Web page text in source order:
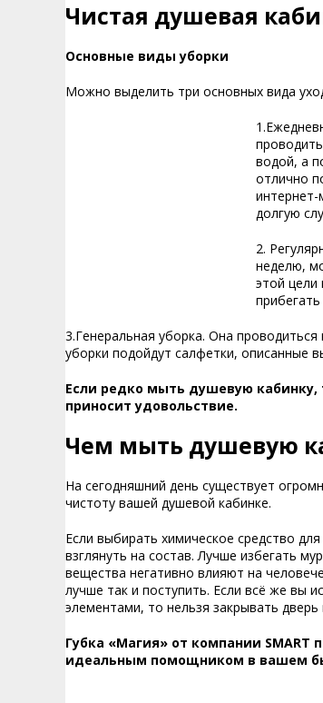
Чистая душевая
Основные виды уборки
Можно выделить три основных вида
водой, а
отлично
интернет-
долгую
2.
неделю,
этой цели
3.Генеральная уборка. Она
уборки подойдут салфетки, описанные
Если редко мыть душевую кабинку,
приносит удовольствие.
Чем мыть душевую
На сегодняшний день существует
чистоту вашей душевой кабинке.
Если выбирать химическое средство
взглянуть на состав. Лучше избегать
вещества негативно влияют на
лучше так и поступить. Если всё же вы
элементами, то нельзя закрывать
Губка «Магия» от компании
идеальным помощником в вашем